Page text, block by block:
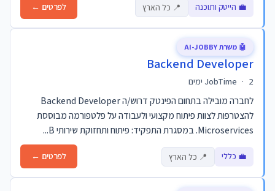
💼 הייטק ותוכנה 📍 כל הארץ לפרטים ←
Backend Developer
JobTime · 2 ימים
לחברה מובילה בתחום הפינטק דרוש/ה Backend Developer
להצטרפות לצוות פיתוח מקצועי ולעבודה על פלטפורמה מבוססת
Microservices. במסגרת התפקיד: פיתוח ותחזוקת שירותי B...
💼 כללי 📍 כל הארץ לפרטים ←
🤖 משרת AI-JOBBY